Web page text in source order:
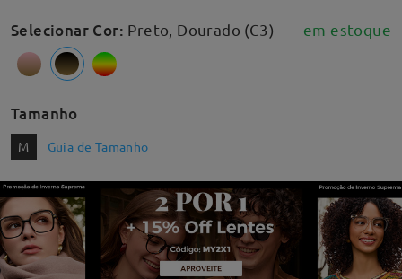
Selecionar Cor: Preto, Dourado (C3) em estoque
Tamanho
M Guia de Tamanho